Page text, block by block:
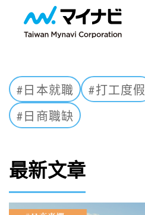
#日本就職 #打工度假
#日商職缺
最新文章